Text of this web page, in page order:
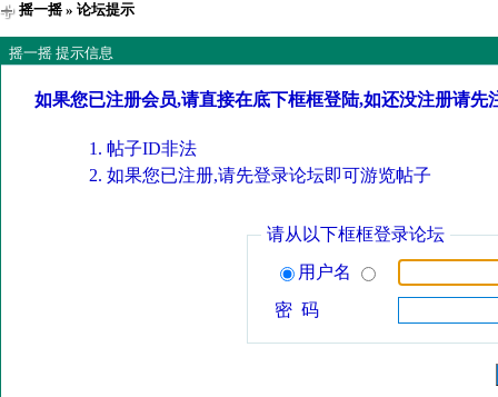
摇一摇» 论坛提示
摇一摇 提示信息
如果您已注册会员,请直接在底下框框登陆,如还没注册请先
帖子ID非法
如果您已注册,请先登录论坛即可游览帖子
请从以下框框登录论坛
用户名
密 码